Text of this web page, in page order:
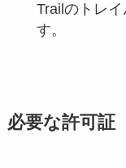
Trailのトレ
す。
必要な許可証